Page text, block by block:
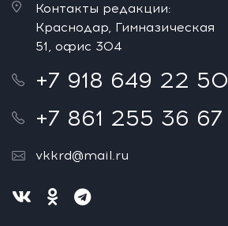
Контакты редакции:
Краснодар, Гимназическая
51, офис 304
+7 918 649 22 50
+7 861 255 36 67
vkkrd@mail.ru